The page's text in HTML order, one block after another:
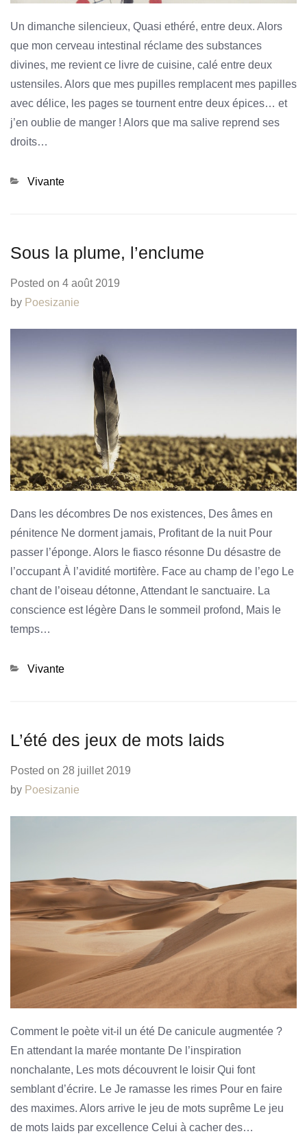
Un dimanche silencieux, Quasi ethéré, entre deux. Alors
que mon cerveau intestinal réclame des substances
divines, me revient ce livre de cuisine, calé entre deux
ustensiles. Alors que mes pupilles remplacent mes papilles
avec délice, les pages se tournent entre deux épices… et
j’en oublie de manger ! Alors que ma salive reprend ses
droits…
Categories
Vivante
Sous la plume, l’enclume
Posted on 4 août 2019
by Poesizanie
Dans les décombres De nos existences, Des âmes en
pénitence Ne dorment jamais, Profitant de la nuit Pour
passer l’éponge. Alors le fiasco résonne Du désastre de
l’occupant À l’avidité mortifère. Face au champ de l’ego Le
chant de l’oiseau détonne, Attendant le sanctuaire. La
conscience est légère Dans le sommeil profond, Mais le
temps…
Categories
Vivante
L’été des jeux de mots laids
Posted on 28 juillet 2019
by Poesizanie
Comment le poète vit-il un été De canicule augmentée ?
En attendant la marée montante De l’inspiration
nonchalante, Les mots découvrent le loisir Qui font
semblant d’écrire. Le Je ramasse les rimes Pour en faire
des maximes. Alors arrive le jeu de mots suprême Le jeu
de mots laids par excellence Celui à cacher des…